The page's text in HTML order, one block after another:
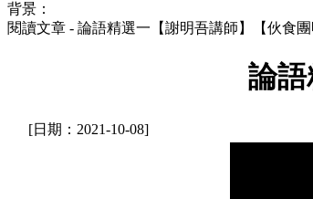
背景：
閱讀文章 - 論語精選一【謝明吾講師】【伙食團
論
[日期：2021-10-08]